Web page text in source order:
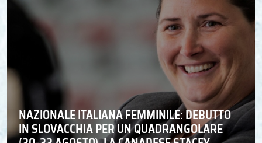
NAZIONALE ITALIANA FEMMINILE: DEBUTTO
IN SLOVACCHIA PER UN QUADRANGOLARE